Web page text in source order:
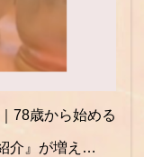
78歳から始める
介』が増え…